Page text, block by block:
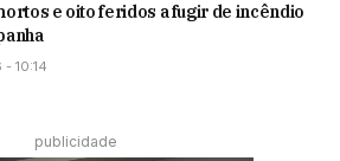
e oito feridos a fugir de incêndio
10:14
publicidade